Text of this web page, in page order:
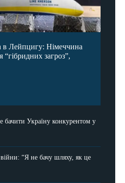
в Лейпцигу: Німеччина
“гібридних загроз”,
бачити Україну конкурентом у
“Я не бачу шляху, як це